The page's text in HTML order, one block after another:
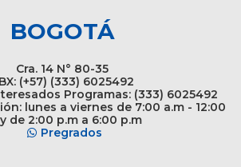
BOGOTÁ
Cra. 14 N° 80-35
(+57) (333) 6025492
Programas: (333) 6025492
lunes a viernes de 7:00 a.m - 12:00
de 2:00 p.m a 6:00 p.m
Pregrados